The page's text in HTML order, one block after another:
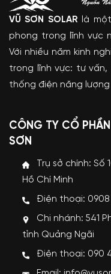
VŨ SƠN SOLAR là
phong trong lĩnh vực
Với nhiều năm kinh
trong lĩnh vực: tư
thống điện năng
CÔNG TY CỔ
SƠN
Trụ sở chính: Số
Hồ Chí Minh
Điện thoại: 0908
Chi nhánh: 541
tỉnh Quảng Ngãi
Điện thoại: 090